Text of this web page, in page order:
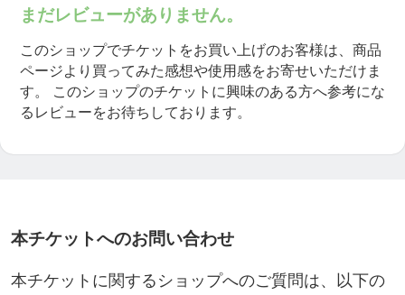
・1969年沖縄市出身
・諸聖徒保育園、諸見小、コザ中、コザ高、那覇高
等予備校、宮崎リハビリ学院
・1994年結婚、1995年長女誕生、1997年長男誕生
・1992年から18年間、沖縄県内の病院・老人施設、
ぶ。
・「9.11」辺りから世の中の真実を探り始める。
まだレビューがありません。
このショップでチケットをお買い上げのお客様は、商品
ページより買ってみた感想や使用感をお寄せいただけま
す。
このショップのチケットに興味のある方へ参考にな
るレビューをお待ちしております。
本チケットへのお問い合わせ
本チケットに関するショップへのご質問は、以下の